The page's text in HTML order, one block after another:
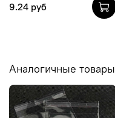
9.24 руб
Аналогичные товары